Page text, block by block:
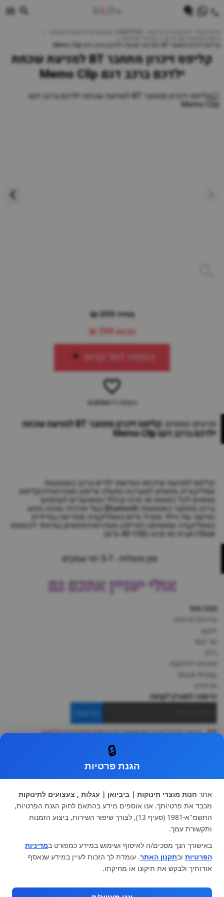
קליפס זיכרון מתחבר BT למניעת שכחת ילדכם ברכב דגם Memo Clip
קליפס זיכרון מתחבר BT למניעת שכחת
ילדכם ברכב דגם Memo Clip
מחיר 399 ₪
מבצע299 ₪
הוספה לסל קניות
הוספה ל-wishlist
פרטים נוספים: קליפס זיכרון מתחבר BT למניעת שכחת
ילדכם ברכב דגם Memo Clip
קליפס למניעת שיכחת ונטישת ילדים ברכב באמצעות
אפליקצייה.מתאים למערכת הפעלה אייפון ואנדרואידהקליפס
מתאים לכל כסאות פג פרגו ובכלל המאושרים לשימוש
ברכב.מתחבר באמצעות Bluetooth בעל אנרגיה נמוכה.מונע
נטישה של הילד ומציל חיים.האפליקציה מתריאה במיידית
באפליקציה ומתאימה לאייפון ואנדרואידמתאים במיוחד לכסאות
I-Size מבית פג פרגו (40-150 ס"מ)
זמן משלוח - 3-7 ימי עסקים
אולי יעניין אתכם גם
מפת אתר
צור קשר
מותגים לתינוקות
black-friday
אודותינו
הרשמה למועדון לקוחות
הרשמה
ברצוני לקבל מידע ופרסומות על הנחות וקולקציות חדשות
עגלות וטיולונים
כיסא בטיחות ואביזרים
ריהוט לתינוקות
מצעים למיטת תינוק וטקסטיל
צעצועי ילדים
על גלגלים
הנקה והאכלה
מוצרי אמבטיה
מוזמנים לבקר אותנו:
🔒
הגנת פרטיות
אתר חנות מוצרי תינוקות | ביביואן | עגלות , צעצועים לתינוקות
מכבד את פרטיותך. אנו אוספים מידע בהתאם לחוק הגנת הפרטיות,
התשמ"א-1981 (סעיף 13), לצורך שיפור השירות, ביצוע הזמנות
ותקשורת עמך.
באישורך הנך מסכים/ה לאיסוף ושימוש במידע כמפורט במדיניות
הפרטיות ובתקנון האתר. עומדת לך הזכות לעיין במידע שנאסף
אודותיך ולבקש את תיקונו או מחיקתו.